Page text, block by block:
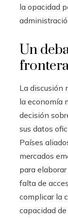
la opacidad
Un
La discusión
la economía
decisión
sus datos
Países
mercados
para
falta de
complicar la
capacidad